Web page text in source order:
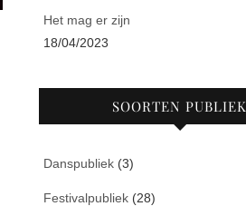
Het mag er zijn
18/04/2023
SOORTEN PUBLIEK
Danspubliek (3)
Festivalpubliek (28)